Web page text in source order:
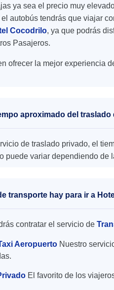
ya sea el precio muy
autobús tendrás que viajar
Cocodrilo, ya que podrás
Pasajeros.
ofrecer la mejor experiencia
aproximado del
de traslado privado, el
puede variar dependiendo de
transporte hay para ir a
contratar el servicio de
Aeropuerto Nuestro
El favorito de los